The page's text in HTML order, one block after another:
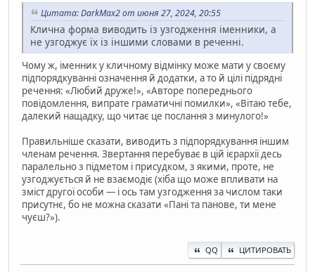
Цитата: DarkMax2 от июня 27, 2024, 20:55
Клична форма виводить із узгодження іменники, а
не узгоджує їх із іншими словами в реченні.
Чому ж, іменник у кличному відмінку може мати у своєму
підпорядкуванні означення й додатки, а то й цілі підрядні
речення: «Любий друже!», «Авторе попереднього
повідомлення, випрате граматичні помилки», «Вітаю тебе,
далекий нащадку, що читає це послання з минулого!»
Правильніше сказати, виводить з підпорядкування іншим
членам речення. Звертання перебуває в цій ієрархії десь
паралельно з підметом і присудком, з якими, проте, не
узгоджується й не взаємодіє (хіба що може впливати на
зміст другої особи — і ось там узгодження за числом таки
присутнє, бо не можна сказати «Пані та панове, ти мене
чуєш?»).
QQ ЦИТИРОВАТЬ